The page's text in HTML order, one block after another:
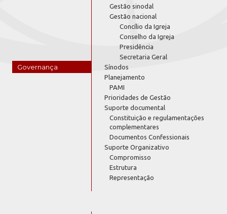
Governança
Gestão sinodal
Gestão nacional
Concílio da Igreja
Conselho da Igreja
Presidência
Secretaria Geral
Sínodos
Planejamento
PAMI
Prioridades de Gestão
Suporte documental
Constituição e regulamentações
complementares
Documentos Confessionais
Suporte Organizativo
Compromisso
Estrutura
Representação